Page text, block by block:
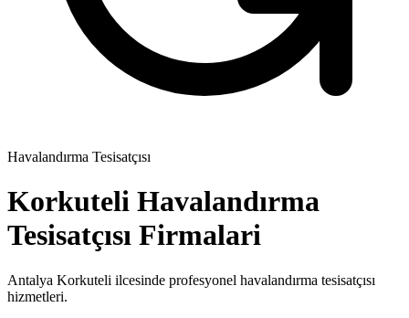
Havalandırma Tesisatçısı
Korkuteli Havalandırma
Tesisatçısı Firmalari
Antalya Korkuteli ilcesinde profesyonel havalandırma tesisatçısı
hizmetleri.